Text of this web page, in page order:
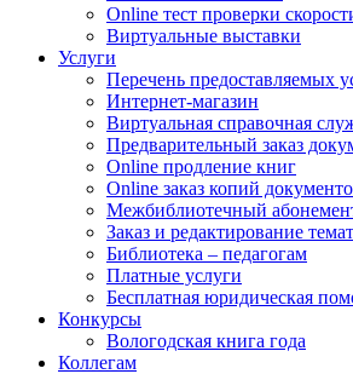
Online тест проверки
Виртуальные выставки
Услуги
Перечень предоставляемых
Интернет-магазин
Виртуальная справочная
Предварительный заказ
Online продление книг
Online заказ копий
Межбиблиотечный
Заказ и редактирование
Библиотека – педагогам
Платные услуги
Бесплатная юридическая
Конкурсы
Вологодская книга года
Коллегам